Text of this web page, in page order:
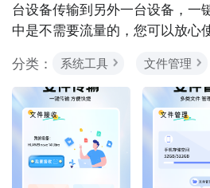
台设备传输到另外一台设备，一
中是不需要流量的，您可以放心
分类：
系统工具 文件管理